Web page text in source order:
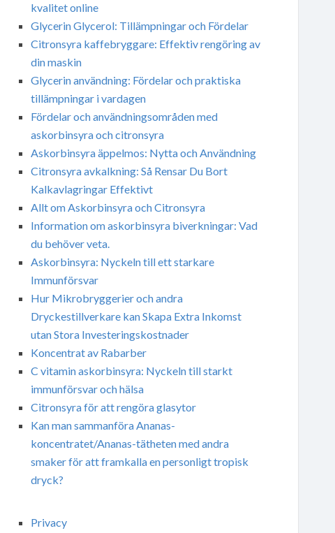
kvalitet online
Glycerin Glycerol: Tillämpningar och Fördelar
Citronsyra kaffebryggare: Effektiv rengöring av
din maskin
Glycerin användning: Fördelar och praktiska
tillämpningar i vardagen
Fördelar och användningsområden med
askorbinsyra och citronsyra
Askorbinsyra äppelmos: Nytta och Användning
Citronsyra avkalkning: Så Rensar Du Bort
Kalkavlagringar Effektivt
Allt om Askorbinsyra och Citronsyra
Information om askorbinsyra biverkningar: Vad
du behöver veta.
Askorbinsyra: Nyckeln till ett starkare
Immunförsvar
Hur Mikrobryggerier och andra
Dryckestillverkare kan Skapa Extra Inkomst
utan Stora Investeringskostnader
Koncentrat av Rabarber
C vitamin askorbinsyra: Nyckeln till starkt
immunförsvar och hälsa
Citronsyra för att rengöra glasytor
Kan man sammanföra Ananas-
koncentratet/Ananas-tätheten med andra
smaker för att framkalla en personligt tropisk
dryck?
Privacy